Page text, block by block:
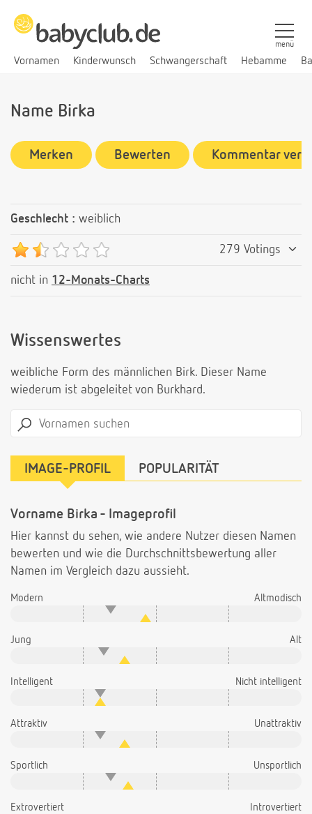
Vornamen Kinderwunsch Schwangerschaft Hebamme
menü
Name Birka
Merken Bewerten Kommentar
Geschlecht : weiblich
279 Votings
nicht in 12-Monats-Charts
Wissenswertes
weibliche Form des männlichen Birk. Dieser Name
wiederum ist abgeleitet von Burkhard.
IMAGE-PROFIL POPULARITÄT
Vorname Birka - Imageprofil
Hier kannst du sehen, wie andere Nutzer diesen Namen
bewerten und wie die Durchschnittsbewertung aller
Namen im Vergleich dazu aussieht.
Modern Altmodisch
Jung Alt
Intelligent Nicht intelligent
Attraktiv Unattraktiv
Sportlich Unsportlich
Extrovertiert Introvertiert